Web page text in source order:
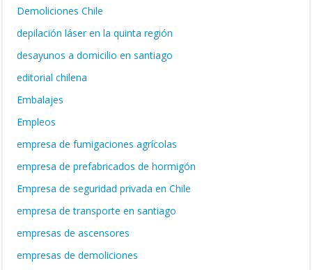
Demoliciones Chile
depilación láser en la quinta región
desayunos a domicilio en santiago
editorial chilena
Embalajes
Empleos
empresa de fumigaciones agrícolas
empresa de prefabricados de hormigón
Empresa de seguridad privada en Chile
empresa de transporte en santiago
empresas de ascensores
empresas de demoliciones